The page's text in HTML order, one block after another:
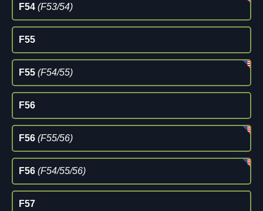
F54 (F53/54)
F55
F55 (F54/55)
F56
F56 (F55/56)
F56 (F54/55/56)
F57